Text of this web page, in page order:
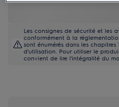
Les consignes de sécurité et les
conformément à la
sont énumérés dans les chapitres
d'utilisation. Pour utiliser le
convient de lire l'intégralité du